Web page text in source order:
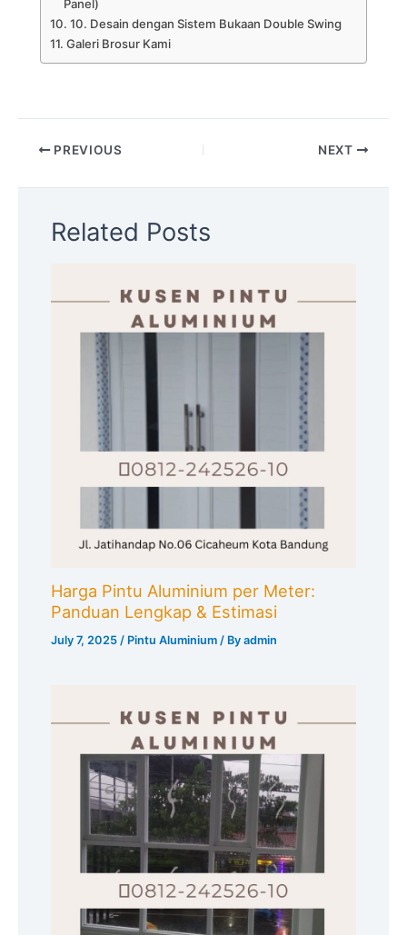
Panel)
10. Desain dengan Sistem Bukaan Double Swing
Galeri Brosur Kami
PREVIOUS NEXT
Related Posts
Harga Pintu Aluminium per Meter:
Panduan Lengkap & Estimasi
July 7, 2025/ Pintu Aluminium / Byadmin